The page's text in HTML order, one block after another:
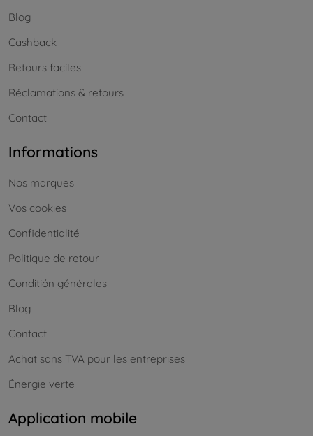
Blog
Cashback
Retours faciles
Réclamations & retours
Contact
Informations
Nos marques
Vos cookies
Confidentialité
Politique de retour
Conditión générales
Blog
Contact
Achat sans TVA pour les entreprises
Énergie verte
Application mobile